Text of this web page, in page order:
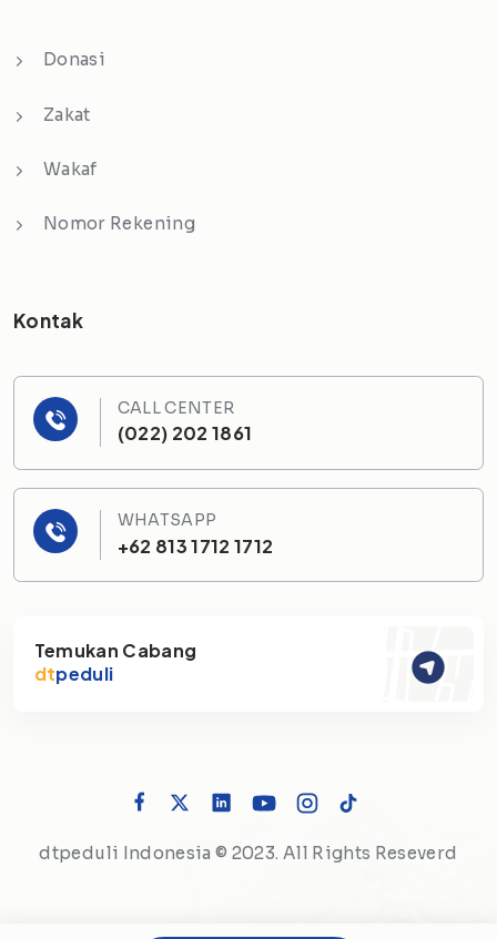
Donasi
Zakat
Wakaf
Nomor Rekening
Kontak
CALL CENTER
(022) 202 1861
WHATSAPP
+62 813 1712 1712
Temukan Cabang
dtpeduli
dtpeduli Indonesia © 2023. All Rights Reseverd